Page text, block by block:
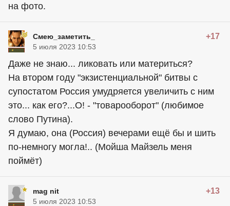
на фото.
Смею_заметить_ +17
5 июля 2023 10:53
Даже не знаю... ликовать или материться?
На втором году "экзистенциальной" битвы с
супостатом Россия умудряется увеличить с ним
это... как его?...О! - "товарооборот" (любимое
слово Путина).
Я думаю, она (Россия) вечерами ещё бы и шить
по-немногу могла!.. (Мойша Майзель меня
поймёт)
mag nit +13
5 июля 2023 10:53